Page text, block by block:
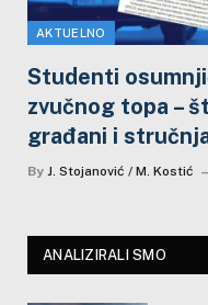
AKTUELNO
Studenti
zvučnog topa –
građani i
By J. Stojanović / M. Kostić
ANALIZIRALI SMO